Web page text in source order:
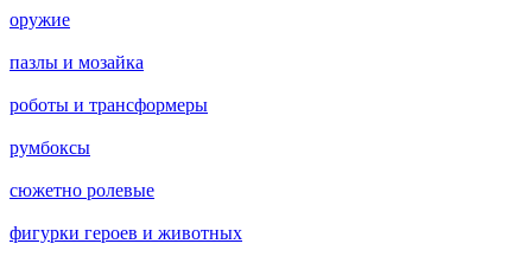
оружие
пазлы и мозайка
роботы и трансформеры
румбоксы
сюжетно ролевые
фигурки героев и животных